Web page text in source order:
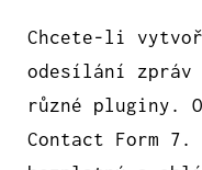
Chcete-li
odesílání
různé pluginy.
Contact Form